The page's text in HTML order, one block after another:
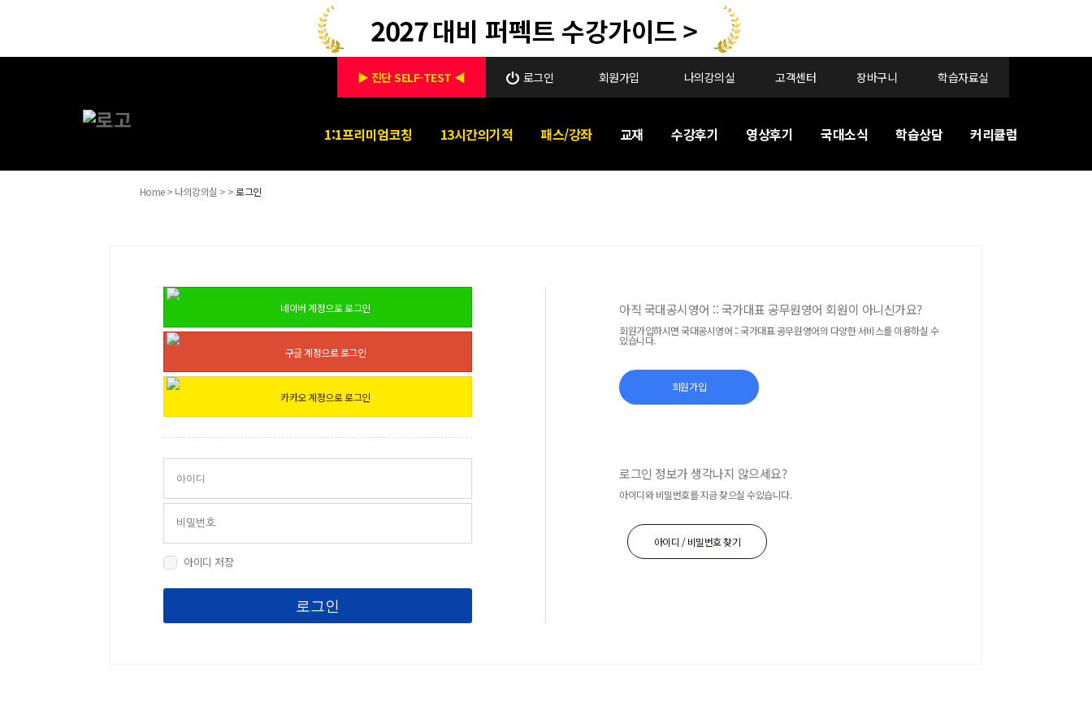
▶ 진단 SELF-TEST ◀ 로그인 회원가입 나의강의실 고객센터 장바구니 학습자료실
1:1프리미엄코칭 13시간의기적 패스/강좌 교재 수강후기 영상후기 국대소식 학습상담 커리큘럼
Home > 나의강의실 > >로그인
네이버 계정으로 로그인
구글 계정으로 로그인
카카오 계정으로 로그인
아이디 저장
로그인
아직 국대공시영어 :: 국가대표 공무원영어 회원이 아니신가요?
회원가입하시면 국대공시영어 :: 국가대표 공무원영어의 다양한 서비스를 이용하실 수
있습니다.
회원가입
로그인 정보가 생각나지 않으세요?
아이디와 비밀번호를 지금 찾으실 수있습니다.
아이디 / 비밀번호 찾기